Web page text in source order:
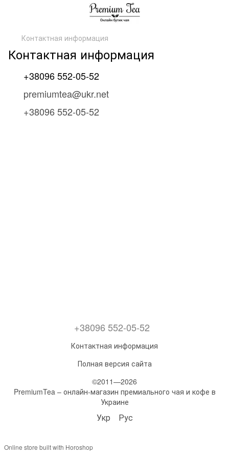
Контактная информация
Контактная информация
+38096 552-05-52
premiumtea@ukr.net
+38096 552-05-52
+38096 552-05-52
Контактная информация
Полная версия сайта
©2011—2026
PremiumTea – онлайн-магазин премиального чая и кофе в
Украине
Укр Рус
Online store built with Horoshop